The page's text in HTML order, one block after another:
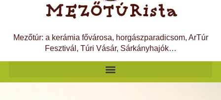
Mezőtúr: a kerámia fővárosa, horgászparadicsom, ArTúr
Fesztivál, Túri Vásár, Sárkányhajók…